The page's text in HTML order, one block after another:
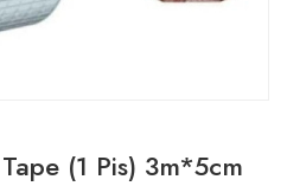
(1 Pis) 3m*5cm